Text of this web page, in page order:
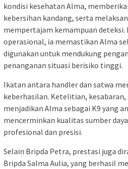
kondisi kesehatan Alma,
kebersihan kandang, serta
mempertajam kemampuan deteksi.
operasional, ia memastikan Alma
digunakan untuk mendukung
penanganan situasi berisiko tinggi.
Ikatan antara handler dan satwa
keberhasilan. Ketelitian,
menjadikan Alma sebagai K9 yang
mencerminkan kualitas sumber
profesional dan presisi.
Selain Bripda Petra, prestasi juga
Bripda Salma Aulia, yang berhasil